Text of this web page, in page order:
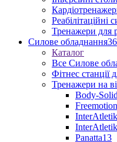
Реабілітаційні
Тренажери для
Силове обладнання
Каталог
Все Силове
Фітнес станції
Тренажери на
Body-Solid
Freemotion
Panatta13